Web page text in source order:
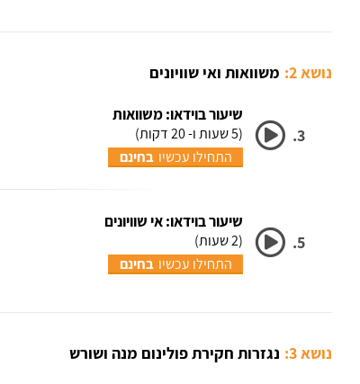
נושא 2: משוואות ואי שוויונים
3.
שיעור בוידאו: משוואות
(5 שעות ו- 20 דקות)
התחילו עכשיו בחינם
5.
שיעור בוידאו: אי שוויונים
(2 שעות)
התחילו עכשיו בחינם
נושא 3: נגזרות חקירת פולינום מנה ושורש